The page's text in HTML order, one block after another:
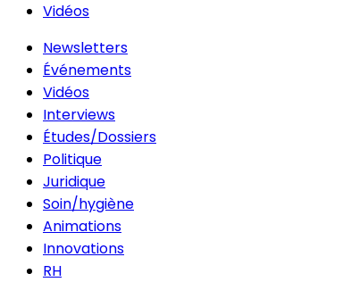
Vidéos
Newsletters
Événements
Vidéos
Interviews
Études/Dossiers
Politique
Juridique
Soin/hygiène
Animations
Innovations
RH